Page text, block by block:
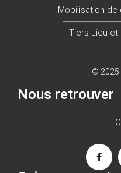
Mobilisation de
Tiers-Lieu et
© 2025
Nous retrouver